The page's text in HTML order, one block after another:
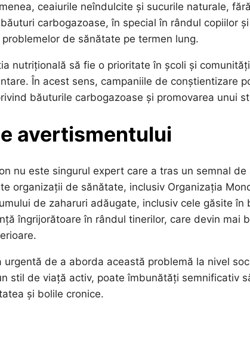
ceaiurile neîndulcite și sucurile naturale,
carbogazoase, în special în rândul copiilor
de sănătate pe termen lung.
nutrițională să fie o prioritate în școli și
În acest sens, campaniile de conștientizare
băuturile carbogazoase și promovarea unui
avertismentului
nu este singurul expert care a tras un semnal de
organizații de sănătate, inclusiv Organizația
de zaharuri adăugate, inclusiv cele găsite în
îngrijorătoare în rândul tinerilor, care devin mai
de a aborda această problemă la nivel
stil de viață activ, poate îmbunătăți semnificativ
și bolile cronice.